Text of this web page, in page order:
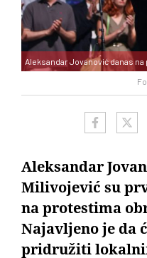
Aleksandar Jovanović danas
Aleksandar
Milivojević su
na protestima
Najavljeno je da
pridružiti